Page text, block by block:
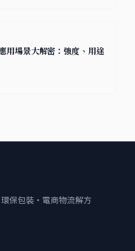
用場景大解密：強度、用途
保包裝・電商物流解方